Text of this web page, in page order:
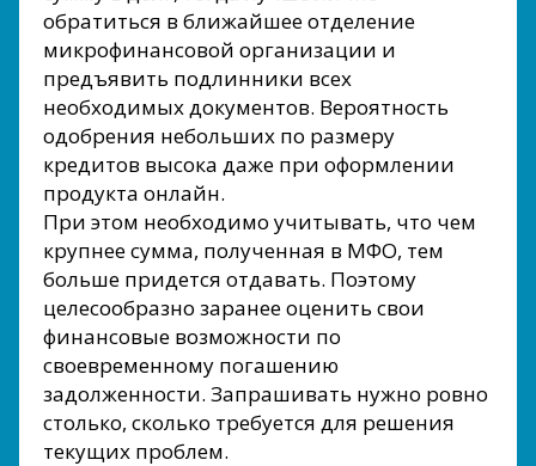
обратиться в ближайшее отделение
микрофинансовой организации и
предъявить подлинники всех
необходимых документов. Вероятность
одобрения небольших по размеру
кредитов высока даже при оформлении
продукта онлайн.
При этом необходимо учитывать, что чем
крупнее сумма, полученная в МФО, тем
больше придется отдавать. Поэтому
целесообразно заранее оценить свои
финансовые возможности по
своевременному погашению
задолженности. Запрашивать нужно ровно
столько, сколько требуется для решения
текущих проблем.